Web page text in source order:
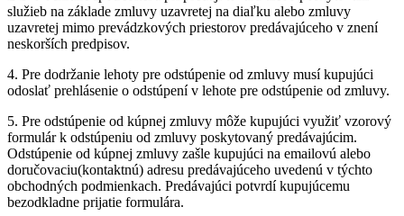
služieb na základe zmluvy uzavretej na diaľku alebo zmluvy
uzavretej mimo prevádzkových priestorov predávajúceho v znení
neskorších predpisov.
4. Pre dodržanie lehoty pre odstúpenie od zmluvy musí kupujúci
odoslať prehlásenie o odstúpení v lehote pre odstúpenie od zmluvy.
5. Pre odstúpenie od kúpnej zmluvy môže kupujúci využiť vzorový
formulár k odstúpeniu od zmluvy poskytovaný predávajúcim.
Odstúpenie od kúpnej zmluvy zašle kupujúci na emailovú alebo
doručovaciu(kontaktnú) adresu predávajúceho uvedenú v týchto
obchodných podmienkach. Predávajúci potvrdí kupujúcemu
bezodkladne prijatie formulára.